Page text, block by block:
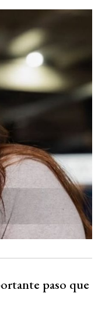
paso que